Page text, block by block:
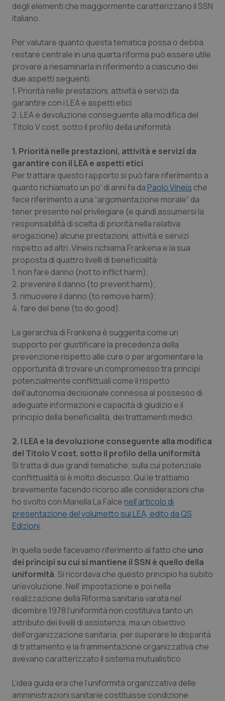
degli elementi che maggiormente caratterizzano il SSN
italiano.
Per valutare quanto questa tematica possa o debba
restare centrale in una quarta riforma può essere utile
provare a riesaminarla in riferimento a ciascuno dei
due aspetti seguenti:
1. Priorità nelle prestazioni, attività e servizi da
garantire con i LEA e aspetti etici
2. LEA e devoluzione conseguente alla modifica del
Titolo V cost. sotto il profilo della uniformità
1. Priorità nelle prestazioni, attività e servizi da
garantire con il LEA e aspetti etici
Per trattare questo rapporto si può fare riferimento a
quanto richiamato un po’ di anni fa daPaolo Vineis che
fece riferimento a una “argomentazione morale” da
tener presente nel privilegiare (e quindi assumersi la
responsabilità di scelta di priorità nella relativa
erogazione) alcune prestazioni, attività e servizi
rispetto ad altri. Vineis richiama Frankena e la sua
proposta di quattro livelli di beneficialità:
1. non fare danno (not to inflict harm);
2. prevenire il danno (to prevent harm);
3. rimuovere il danno (to remove harm);
4. fare del bene (to do good).
La gerarchia di Frankena è suggerita come un
supporto per giustificare la precedenza della
prevenzione rispetto alle cure o per argomentare la
opportunità di trovare un compromesso tra principi
potenzialmente conflittuali come il rispetto
dell'autonomia decisionale connessa al possesso di
adeguate informazioni e capacità di giudizio e il
principio della beneficialità, dei trattamenti medici.
2. I LEA e la devoluzione conseguente alla modifica
del Titolo V cost. sotto il profilo della uniformità
Si tratta di due grandi tematiche, sulla cui potenziale
conflittualità si è molto discusso. Qui le trattiamo
brevemente facendo ricorso alle considerazioni che
ho svolto con Mariella La Falcenell’articolo di
presentazione del volumetto sui LEA, edito da QS
Edizioni.
In quella sede facevamo riferimento al fatto che uno
dei principi su cui si mantiene il SSN è quello della
uniformità. Si ricordava che questo principio ha subito
un’evoluzione. Nell’ impostazione e poi nella
realizzazione della Riforma sanitaria varata nel
dicembre 1978 l’uniformità non costituiva tanto un
attributo dei livelli di assistenza, ma un obiettivo
dell’organizzazione sanitaria, per superare le disparità
di trattamento e la frammentazione organizzativa che
avevano caratterizzato il sistema mutualistico.
L’idea guida era che l’uniformità organizzativa delle
amministrazioni sanitarie costituisse condizione